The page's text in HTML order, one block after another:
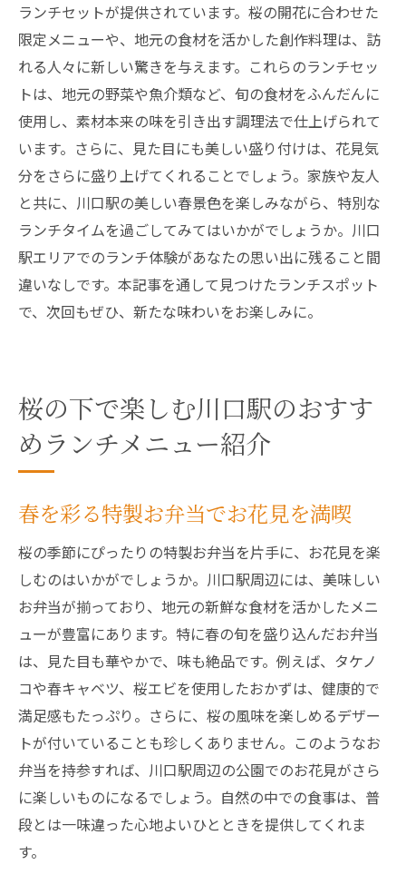
ランチセットが提供されています。桜の開花に合わせた
限定メニューや、地元の食材を活かした創作料理は、訪
れる人々に新しい驚きを与えます。これらのランチセッ
トは、地元の野菜や魚介類など、旬の食材をふんだんに
使用し、素材本来の味を引き出す調理法で仕上げられて
います。さらに、見た目にも美しい盛り付けは、花見気
分をさらに盛り上げてくれることでしょう。家族や友人
と共に、川口駅の美しい春景色を楽しみながら、特別な
ランチタイムを過ごしてみてはいかがでしょうか。川口
駅エリアでのランチ体験があなたの思い出に残ること間
違いなしです。本記事を通して見つけたランチスポット
で、次回もぜひ、新たな味わいをお楽しみに。
桜の下で楽しむ川口駅のおすす
めランチメニュー紹介
春を彩る特製お弁当でお花見を満喫
桜の季節にぴったりの特製お弁当を片手に、お花見を楽
しむのはいかがでしょうか。川口駅周辺には、美味しい
お弁当が揃っており、地元の新鮮な食材を活かしたメニ
ューが豊富にあります。特に春の旬を盛り込んだお弁当
は、見た目も華やかで、味も絶品です。例えば、タケノ
コや春キャベツ、桜エビを使用したおかずは、健康的で
満足感もたっぷり。さらに、桜の風味を楽しめるデザー
トが付いていることも珍しくありません。このようなお
弁当を持参すれば、川口駅周辺の公園でのお花見がさら
に楽しいものになるでしょう。自然の中での食事は、普
段とは一味違った心地よいひとときを提供してくれま
す。